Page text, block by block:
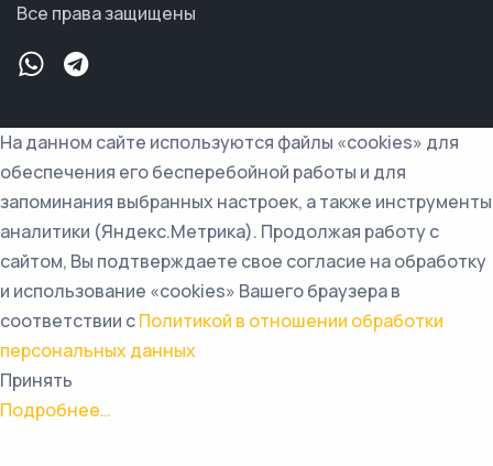
Все права защищены
На данном сайте используются файлы «cookies» для
обеспечения его бесперебойной работы и для
запоминания выбранных настроек, а также инструменты
аналитики (Яндекс.Метрика). Продолжая работу с
сайтом, Вы подтверждаете свое согласие на обработку
и использование «cookies» Вашего браузера в
соответствии сПолитикой в отношении обработки
персональных данных
Принять
Подробнее…